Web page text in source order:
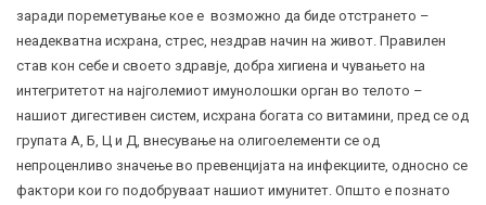
заради пореметување кое е возможно да биде отстрането –
неадекватна исхрана, стрес, нездрав начин на живот. Правилен
став кон себе и своето здравје, добра хигиена и чувањето на
интегритетот на најголемиот имунолошки орган во телото –
нашиот дигестивен систем, исхрана богата со витамини, пред се од
групата А, Б, Ц и Д, внесување на олигоелементи се од
непроценливо значење во превенцијата на инфекциите, односно се
фактори кои го подобруваат нашиот имунитет. Општо е познато